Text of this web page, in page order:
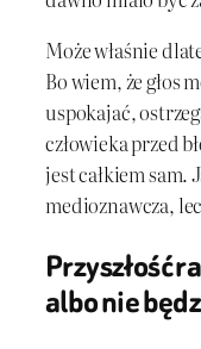
Może właśnie
Bo wiem, że głos
uspokajać,
człowieka przed
jest całkiem sam.
medioznawcza,
Przyszłość
albo nie